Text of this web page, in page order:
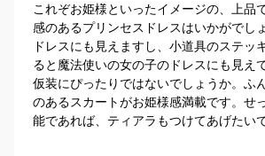
これぞお姫様といったイメージの、上品
感のあるプリンセスドレスはいかがでし
ドレスにも見えますし、小道具のステッ
ると魔法使いの女の子のドレスにも見え
仮装にぴったりではないでしょうか。ふ
のあるスカートがお姫様感満載です。せ
能であれば、ティアラもつけてあげたい